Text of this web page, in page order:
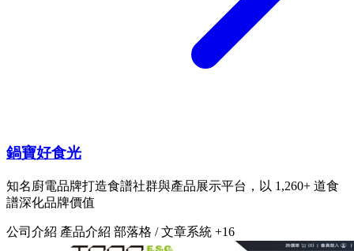
鍋寶好食光
知名廚電品牌打造食譜社群與產品展示平台，以 1,260+ 道食
譜深化品牌價值
公司介紹 產品介紹 部落格 / 文章系統 +16